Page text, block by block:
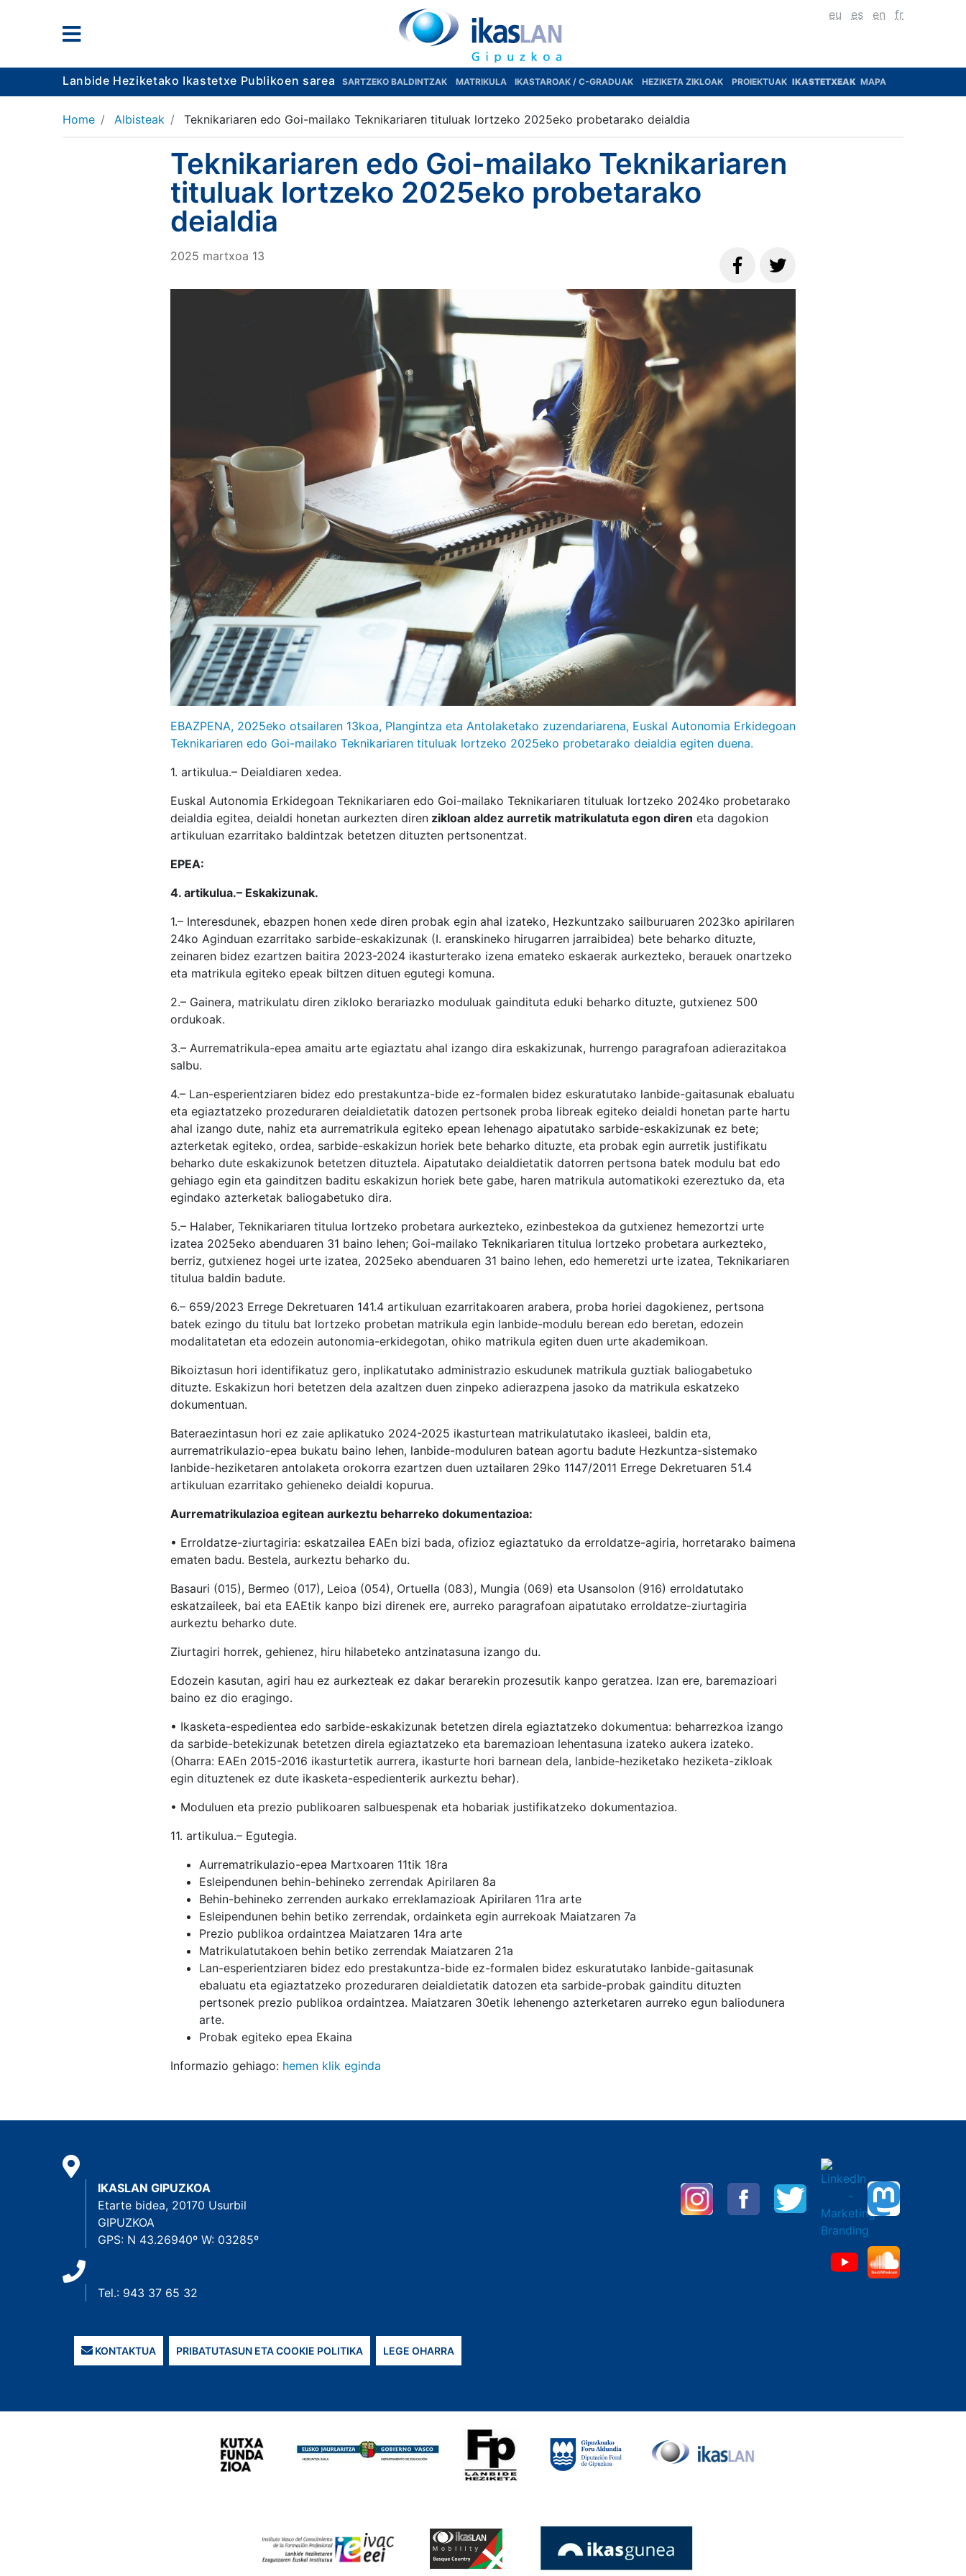
eu es en fr
Lanbide Heziketako Ikastetxe Publikoen sarea SARTZEKO BALDINTZAK MATRIKULA IKASTAROAK / C-GRADUAK HEZIKETA ZIKLOAK PROIEKTUAK IKASTETXEAK MAPA
Home Albisteak Teknikariaren edo Goi-mailako Teknikariaren tituluak lortzeko 2025eko probetarako deialdia
Teknikariaren edo Goi-mailako Teknikariaren
tituluak lortzeko 2025eko probetarako
deialdia
2025 martxoa 13
EBAZPENA, 2025eko otsailaren 13koa, Plangintza eta Antolaketako zuzendariarena, Euskal Autonomia Erkidegoan
Teknikariaren edo Goi-mailako Teknikariaren tituluak lortzeko 2025eko probetarako deialdia egiten duena.
1. artikulua.– Deialdiaren xedea.
Euskal Autonomia Erkidegoan Teknikariaren edo Goi-mailako Teknikariaren tituluak lortzeko 2024ko probetarako
deialdia egitea, deialdi honetan aurkezten diren zikloan aldez aurretik matrikulatuta egon diren eta dagokion
artikuluan ezarritako baldintzak betetzen dituzten pertsonentzat.
EPEA:
4. artikulua.– Eskakizunak.
1.– Interesdunek, ebazpen honen xede diren probak egin ahal izateko, Hezkuntzako sailburuaren 2023ko apirilaren
24ko Aginduan ezarritako sarbide-eskakizunak (I. eranskineko hirugarren jarraibidea) bete beharko dituzte,
zeinaren bidez ezartzen baitira 2023-2024 ikasturterako izena emateko eskaerak aurkezteko, berauek onartzeko
eta matrikula egiteko epeak biltzen dituen egutegi komuna.
2.– Gainera, matrikulatu diren zikloko berariazko moduluak gaindituta eduki beharko dituzte, gutxienez 500
ordukoak.
3.– Aurrematrikula-epea amaitu arte egiaztatu ahal izango dira eskakizunak, hurrengo paragrafoan adierazitakoa
salbu.
4.– Lan-esperientziaren bidez edo prestakuntza-bide ez-formalen bidez eskuratutako lanbide-gaitasunak ebaluatu
eta egiaztatzeko prozeduraren deialdietatik datozen pertsonek proba libreak egiteko deialdi honetan parte hartu
ahal izango dute, nahiz eta aurrematrikula egiteko epean lehenago aipatutako sarbide-eskakizunak ez bete;
azterketak egiteko, ordea, sarbide-eskakizun horiek bete beharko dituzte, eta probak egin aurretik justifikatu
beharko dute eskakizunok betetzen dituztela. Aipatutako deialdietatik datorren pertsona batek modulu bat edo
gehiago egin eta gainditzen baditu eskakizun horiek bete gabe, haren matrikula automatikoki ezereztuko da, eta
egindako azterketak baliogabetuko dira.
5.– Halaber, Teknikariaren titulua lortzeko probetara aurkezteko, ezinbestekoa da gutxienez hemezortzi urte
izatea 2025eko abenduaren 31 baino lehen; Goi-mailako Teknikariaren titulua lortzeko probetara aurkezteko,
berriz, gutxienez hogei urte izatea, 2025eko abenduaren 31 baino lehen, edo hemeretzi urte izatea, Teknikariaren
titulua baldin badute.
6.– 659/2023 Errege Dekretuaren 141.4 artikuluan ezarritakoaren arabera, proba horiei dagokienez, pertsona
batek ezingo du titulu bat lortzeko probetan matrikula egin lanbide-modulu berean edo beretan, edozein
modalitatetan eta edozein autonomia-erkidegotan, ohiko matrikula egiten duen urte akademikoan.
Bikoiztasun hori identifikatuz gero, inplikatutako administrazio eskudunek matrikula guztiak baliogabetuko
dituzte. Eskakizun hori betetzen dela azaltzen duen zinpeko adierazpena jasoko da matrikula eskatzeko
dokumentuan.
Bateraezintasun hori ez zaie aplikatuko 2024-2025 ikasturtean matrikulatutako ikasleei, baldin eta,
aurrematrikulazio-epea bukatu baino lehen, lanbide-moduluren batean agortu badute Hezkuntza-sistemako
lanbide-heziketaren antolaketa orokorra ezartzen duen uztailaren 29ko 1147/2011 Errege Dekretuaren 51.4
artikuluan ezarritako gehieneko deialdi kopurua.
Aurrematrikulazioa egitean aurkeztu beharreko dokumentazioa:
• Erroldatze-ziurtagiria: eskatzailea EAEn bizi bada, ofizioz egiaztatuko da erroldatze-agiria, horretarako baimena
ematen badu. Bestela, aurkeztu beharko du.
Basauri (015), Bermeo (017), Leioa (054), Ortuella (083), Mungia (069) eta Usansolon (916) erroldatutako
eskatzaileek, bai eta EAEtik kanpo bizi direnek ere, aurreko paragrafoan aipatutako erroldatze-ziurtagiria
aurkeztu beharko dute.
Ziurtagiri horrek, gehienez, hiru hilabeteko antzinatasuna izango du.
Edozein kasutan, agiri hau ez aurkezteak ez dakar berarekin prozesutik kanpo geratzea. Izan ere, baremazioari
baino ez dio eragingo.
• Ikasketa-espedientea edo sarbide-eskakizunak betetzen direla egiaztatzeko dokumentua: beharrezkoa izango
da sarbide-betekizunak betetzen direla egiaztatzeko eta baremazioan lehentasuna izateko aukera izateko.
(Oharra: EAEn 2015-2016 ikasturtetik aurrera, ikasturte hori barnean dela, lanbide-heziketako heziketa-zikloak
egin dituztenek ez dute ikasketa-espedienterik aurkeztu behar).
• Moduluen eta prezio publikoaren salbuespenak eta hobariak justifikatzeko dokumentazioa.
11. artikulua.– Egutegia.
Aurrematrikulazio-epea Martxoaren 11tik 18ra
Esleipendunen behin-behineko zerrendak Apirilaren 8a
Behin-behineko zerrenden aurkako erreklamazioak Apirilaren 11ra arte
Esleipendunen behin betiko zerrendak, ordainketa egin aurrekoak Maiatzaren 7a
Prezio publikoa ordaintzea Maiatzaren 14ra arte
Matrikulatutakoen behin betiko zerrendak Maiatzaren 21a
Lan-esperientziaren bidez edo prestakuntza-bide ez-formalen bidez eskuratutako lanbide-gaitasunak
ebaluatu eta egiaztatzeko prozeduraren deialdietatik datozen eta sarbide-probak gainditu dituzten
pertsonek prezio publikoa ordaintzea. Maiatzaren 30etik lehenengo azterketaren aurreko egun baliodunera
arte.
Probak egiteko epea Ekaina
Informazio gehiago: hemen klik eginda
IKASLAN GIPUZKOA
Etarte bidea, 20170 Usurbil
GIPUZKOA
GPS: N 43.26940º W: 03285º
Tel.: 943 37 65 32
KONTAKTUA PRIBATUTASUN ETA COOKIE POLITIKA LEGE OHARRA